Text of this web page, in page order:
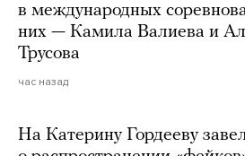
в международных
них — Камила Валиева и
Трусова
час назад
На Катерину Гордееву